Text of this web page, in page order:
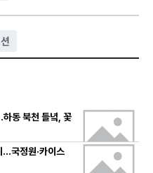
동 북천 들녘, 꽃
…국정원·카이스